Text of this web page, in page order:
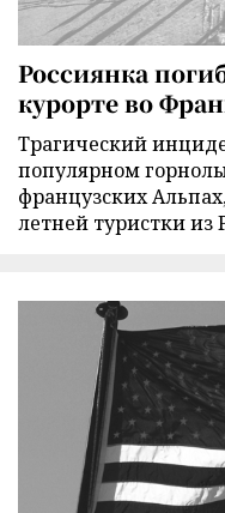
Россиянка
курорте во
Трагический
популярном
французских
летней туристки из